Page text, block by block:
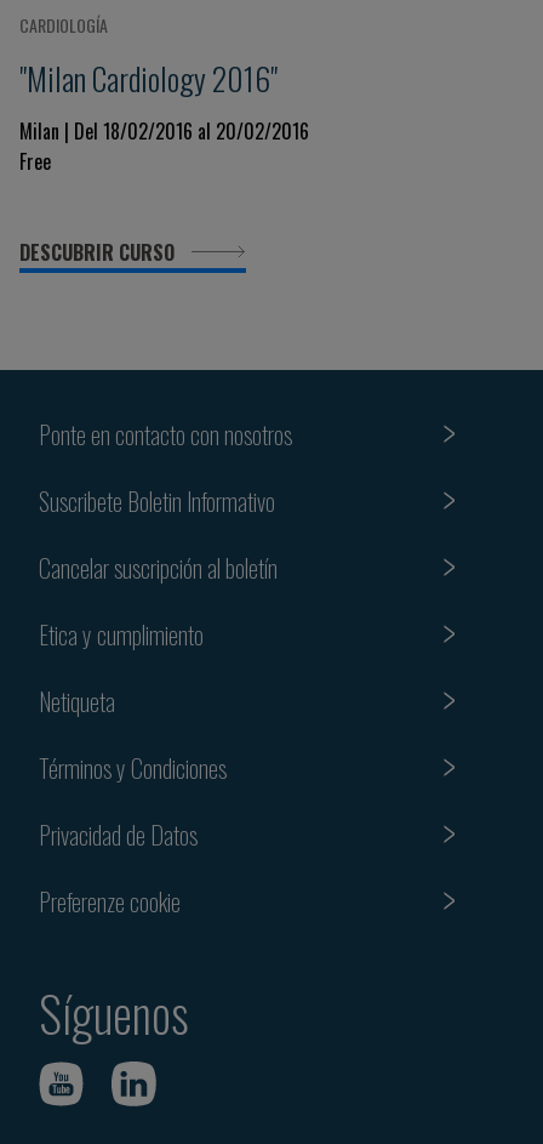
CARDIOLOGÍA
"Milan Cardiology 2016"
Milan | Del 18/02/2016 al 20/02/2016
Free
DESCUBRIR CURSO
Ponte en contacto con nosotros
Suscribete Boletin Informativo
Cancelar suscripción al boletín
Etica y cumplimiento
Netiqueta
Términos y Condiciones
Privacidad de Datos
Preferenze cookie
Síguenos